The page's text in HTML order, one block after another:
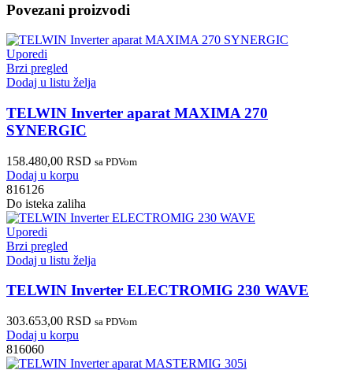
Povezani proizvodi
Uporedi
Brzi pregled
Dodaj u listu želja
TELWIN Inverter aparat MAXIMA 270
SYNERGIC
158.480,00 RSD sa PDVom
Dodaj u korpu
816126
Do isteka zaliha
Uporedi
Brzi pregled
Dodaj u listu želja
TELWIN Inverter ELECTROMIG 230 WAVE
303.653,00 RSD sa PDVom
Dodaj u korpu
816060